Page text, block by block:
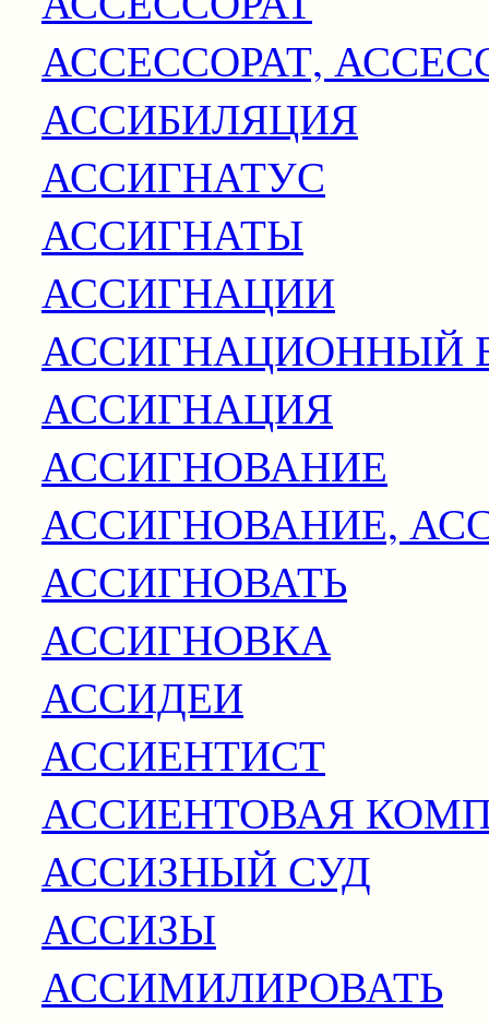
АССЕССОРАТ,
АССИБИЛЯЦИЯ
АССИГНАТУС
АССИГНАТЫ
АССИГНАЦИИ
АССИГНАЦИОННЫЙ
АССИГНАЦИЯ
АССИГНОВАНИЕ
АССИГНОВАНИЕ,
АССИГНОВАТЬ
АССИГНОВКА
АССИДЕИ
АССИЕНТИСТ
АССИЕНТОВАЯ
АССИЗНЫЙ СУД
АССИЗЫ
АССИМИЛИРОВАТЬ